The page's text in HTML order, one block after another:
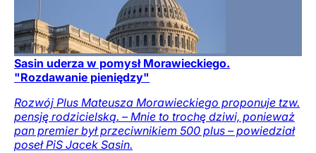
Sasin uderza w pomysł Morawieckiego.
"Rozdawanie pieniędzy"
Rozwój Plus Mateusza Morawieckiego proponuje tzw.
pensję rodzicielską. – Mnie to trochę dziwi, ponieważ
pan premier był przeciwnikiem 500 plus – powiedział
poseł PiS Jacek Sasin.